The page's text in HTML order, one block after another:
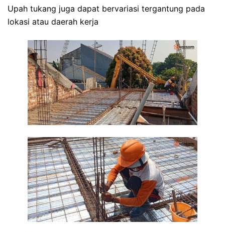
Upah tukang juga dapat bervariasi tergantung pada
lokasi atau daerah kerja